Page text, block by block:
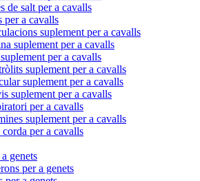
de salt per a cavalls
per a cavalls
suplement per a cavalls
suplement per a cavalls
per a cavalls
suplement per a cavalls
suplement per a cavalls
suplement per a cavalls
per a cavalls
suplement per a cavalls
per a cavalls
genets
per a genets